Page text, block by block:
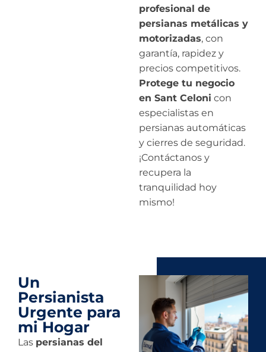
profesional de
persianas metálicas y
motorizadas, con
garantía, rapidez y
precios competitivos.
Protege tu negocio
en Sant Celoni con
especialistas en
persianas automáticas
y cierres de seguridad.
¡Contáctanos y
recupera la
tranquilidad hoy
mismo!
Un
Persianista
Urgente para
mi Hogar
Las persianas del